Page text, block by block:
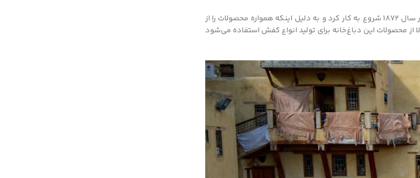
اس بی فوت بالغ بر 1 قرن است که در حوزه تولید چرم از پوست حیوانات در کشور آمریکا فعالیت می‌کند. این مجموعه در سال 1872 شروع به کار کرد و به دلیل اینکه همواره محصولات را از
محصولات این دباغ‌خانه برای تولید انواع کفش استفاده می‌شود